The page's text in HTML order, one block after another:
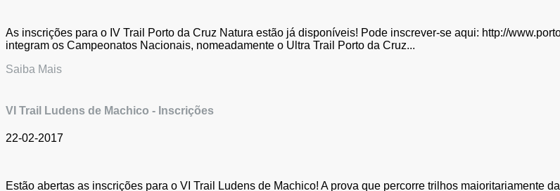
As inscrições para o IV Trail Porto da Cruz Natura estão já disponíveis! Pode inscrever-se aqui: http://
integram os Campeonatos Nacionais, nomeadamente o Ultra Trail Porto da Cruz...
Saiba Mais
VI Trail Ludens de Machico - Inscrições
22-02-2017
Estão abertas as inscrições para o VI Trail Ludens de Machico! A prova que percorre trilhos maioritariamente